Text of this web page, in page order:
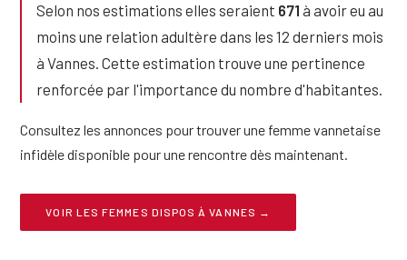
Selon nos estimations elles seraient 671 à avoir eu au
moins une relation adultère dans les 12 derniers mois
à Vannes. Cette estimation trouve une pertinence
renforcée par l'importance du nombre d'habitantes.
Consultez les annonces pour trouver une femme vannetaise
infidèle disponible pour une rencontre dès maintenant.
VOIR LES FEMMES DISPOS À VANNES →